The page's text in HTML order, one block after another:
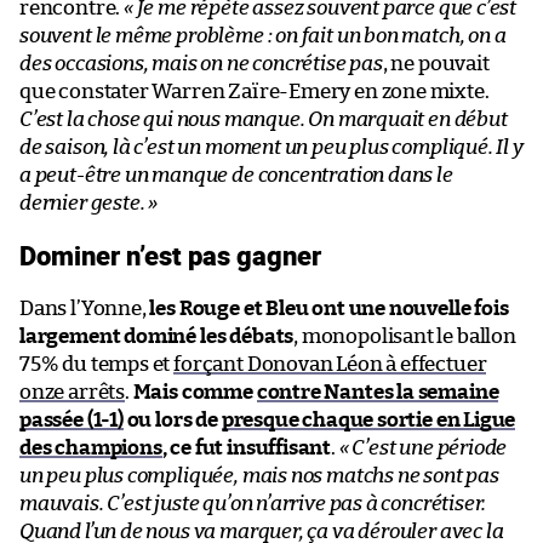
rencontre.« Je me répète assez souvent parce que c’est
souvent le même problème : on fait un bon match, on a
des occasions, mais on ne concrétise pas, ne pouvait
que constater Warren Zaïre-Emery en zone mixte.
C’est la chose qui nous manque. On marquait en début
de saison, là c’est un moment un peu plus compliqué. Il y
a peut-être un manque de concentration dans le
dernier geste. »
Dominer n’est pas gagner
Dans l’Yonne,les Rouge et Bleu ont une nouvelle fois
largement dominé les débats, monopolisant le ballon
75% du temps etforçant Donovan Léon à effectuer
onze arrêts. Mais commecontre Nantes la semaine
passée (1-1)ou lors depresque chaque sortie en Ligue
des champions, ce fut insuffisant. « C’est une période
un peu plus compliquée, mais nos matchs ne sont pas
mauvais. C’est juste qu’on n’arrive pas à concrétiser.
Quand l’un de nous va marquer, ça va dérouler avec la